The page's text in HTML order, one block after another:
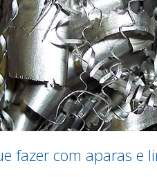
fazer com aparas e